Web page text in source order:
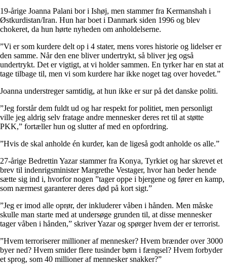
19-årige Joanna Palani bor i Ishøj, men stammer fra Kermanshah i
Østkurdistan/Iran. Hun har boet i Danmark siden 1996 og blev
chokeret, da hun hørte nyheden om anholdelserne.
”Vi er som kurdere delt op i 4 stater, mens vores historie og lidelser er
den samme. Når den ene bliver undertrykt, så bliver jeg også
undertrykt. Det er vigtigt, at vi holder sammen. En tyrker har en stat at
tage tilbage til, men vi som kurdere har ikke noget tag over hovedet.”
Joanna understreger samtidig, at hun ikke er sur på det danske politi.
”Jeg forstår dem fuldt ud og har respekt for politiet, men personligt
ville jeg aldrig selv fratage andre mennesker deres ret til at støtte
PKK,” fortæller hun og slutter af med en opfordring.
”Hvis de skal anholde én kurder, kan de ligeså godt anholde os alle.”
27-årige Bedrettin Yazar stammer fra Konya, Tyrkiet og har skrevet et
brev til indenrigsminister Margrethe Vestager, hvor han beder hende
sætte sig ind i, hvorfor nogen ”tager oppe i bjergene og fører en kamp,
som nærmest garanterer deres død på kort sigt.”
”Jeg er imod alle oprør, der inkluderer våben i hånden. Men måske
skulle man starte med at undersøge grunden til, at disse mennesker
tager våben i hånden,” skriver Yazar og spørger hvem der er terrorist.
”Hvem terroriserer millioner af mennesker? Hvem brænder over 3000
byer ned? Hvem smider flere tusinder børn i fængsel? Hvem forbyder
et sprog, som 40 millioner af mennesker snakker?”